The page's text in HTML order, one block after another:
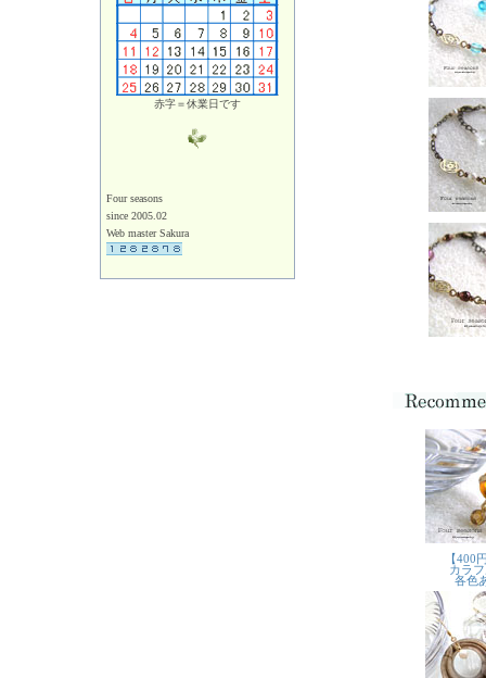
赤字＝休業日です
Four seasons
since 2005.02
Web master Sakura